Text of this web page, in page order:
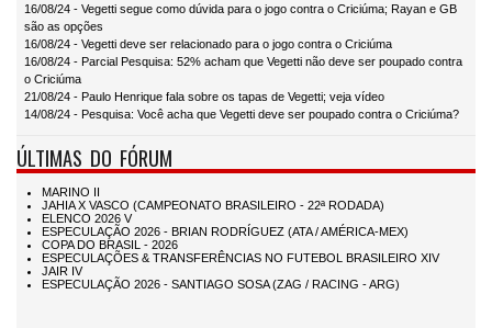
16/08/24 - Vegetti segue como dúvida para o jogo contra o Criciúma; Rayan e GB
são as opções
16/08/24 - Vegetti deve ser relacionado para o jogo contra o Criciúma
16/08/24 - Parcial Pesquisa: 52% acham que Vegetti não deve ser poupado contra
o Criciúma
21/08/24 - Paulo Henrique fala sobre os tapas de Vegetti; veja vídeo
14/08/24 - Pesquisa: Você acha que Vegetti deve ser poupado contra o Criciúma?
ÚLTIMAS DO FÓRUM